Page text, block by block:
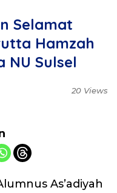
Selamat
Hamzah
NU Sulsel
20 Views
As’adiyah